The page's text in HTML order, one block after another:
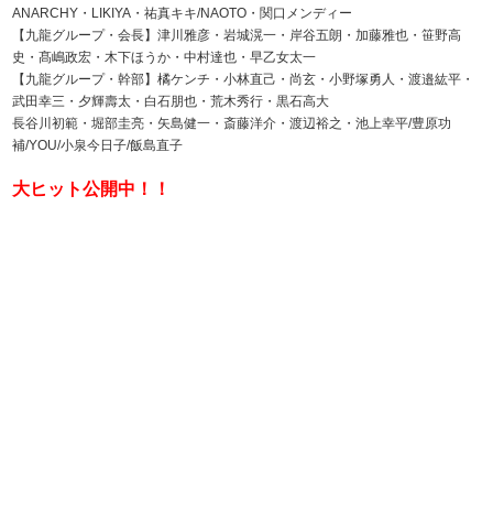
ANARCHY・LIKIYA・祐真キキ/NAOTO・関口メンディー
【九龍グループ・会長】津川雅彦・岩城滉一・岸谷五朗・加藤雅也・笹野高
史・髙嶋政宏・木下ほうか・中村達也・早乙女太一
【九龍グループ・幹部】橘ケンチ・小林直己・尚玄・小野塚勇人・渡邉紘平・
武田幸三・夕輝壽太・白石朋也・荒木秀行・黒石高大
長谷川初範・堀部圭亮・矢島健一・斎藤洋介・渡辺裕之・池上幸平/豊原功
補/YOU/小泉今日子/飯島直子
大ヒット公開中！！